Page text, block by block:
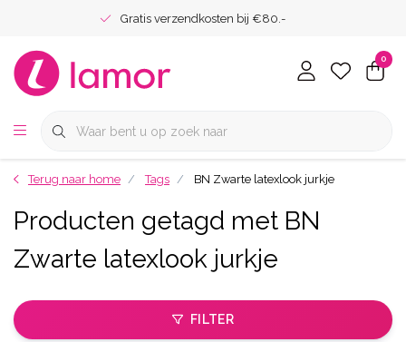
Gratis verzendkosten bij €80.-
0
Terug naar home Tags BN Zwarte latexlook jurkje
Producten getagd met BN
Zwarte latexlook jurkje
FILTER